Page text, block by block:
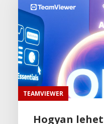
TEAMVIEWER
Hogyan